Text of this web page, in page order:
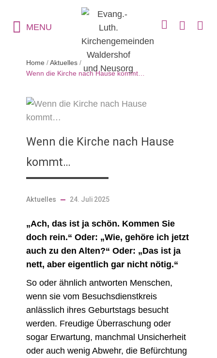
MENU
Home / Aktuelles /
Wenn die Kirche nach Hause kommt…
Wenn die Kirche nach Hause
kommt…
Aktuelles 24. Juli 2025
„Ach, das ist ja schön. Kommen Sie
doch rein.“ Oder: „Wie, gehöre ich jetzt
auch zu den Alten?“ Oder: „Das ist ja
nett, aber eigentlich gar nicht nötig.“
So oder ähnlich antworten Menschen,
wenn sie vom Besuchsdienstkreis
anlässlich ihres Geburtstags besucht
werden. Freudige Überraschung oder
sogar Erwartung, manchmal Unsicherheit
oder auch wenig Abwehr, die Befürchtung